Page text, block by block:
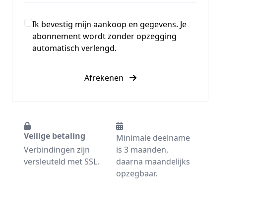
Ik bevestig mijn aankoop en gegevens. Je
abonnement wordt zonder opzegging
automatisch verlengd.
Afrekenen
Veilige betaling
Verbindingen zijn
versleuteld met SSL.
Minimale deelname
is 3 maanden,
daarna maandelijks
opzegbaar.